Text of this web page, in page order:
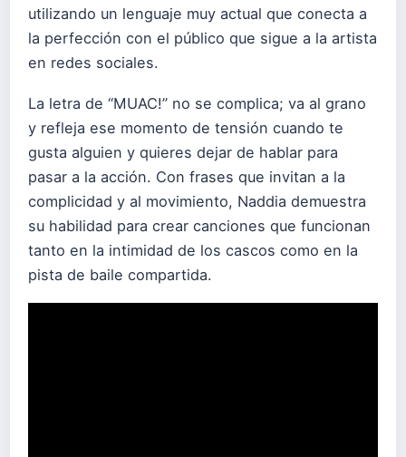
utilizando un lenguaje muy actual que conecta a
la perfección con el público que sigue a la artista
en redes sociales.
La letra de “MUAC!” no se complica; va al grano
y refleja ese momento de tensión cuando te
gusta alguien y quieres dejar de hablar para
pasar a la acción. Con frases que invitan a la
complicidad y al movimiento, Naddia demuestra
su habilidad para crear canciones que funcionan
tanto en la intimidad de los cascos como en la
pista de baile compartida.